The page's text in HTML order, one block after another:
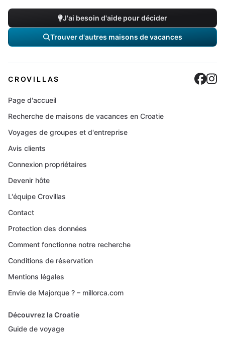
J'ai besoin d'aide pour décider
Trouver d'autres maisons de vacances
CROVILLAS
Page d'accueil
Recherche de maisons de vacances en Croatie
Voyages de groupes et d'entreprise
Avis clients
Connexion propriétaires
Devenir hôte
L'équipe Crovillas
Contact
Protection des données
Comment fonctionne notre recherche
Conditions de réservation
Mentions légales
Envie de Majorque ? – millorca.com
Découvrez la Croatie
Guide de voyage